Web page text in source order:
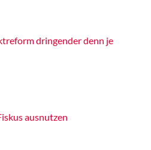
dringender denn je
ausnutzen